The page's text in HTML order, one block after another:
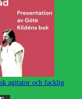
agitator och facklig